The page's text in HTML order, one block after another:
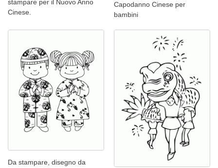
stampare per il Nuovo Anno
Cinese.
Capodanno Cinese per
bambini
Da stampare, disegno da